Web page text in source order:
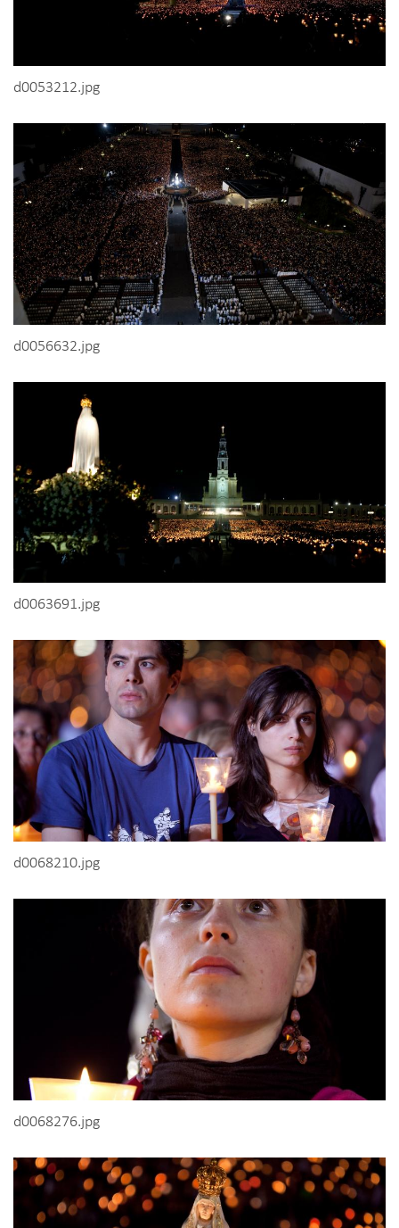
d0053212.jpg
d0056632.jpg
d0063691.jpg
d0068210.jpg
d0068276.jpg